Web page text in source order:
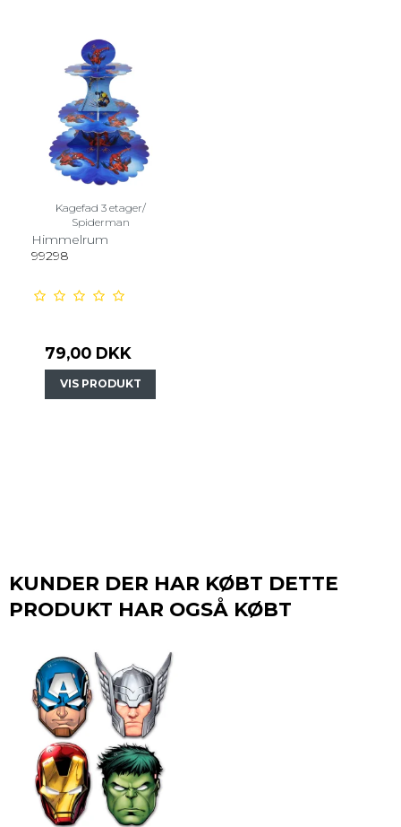
Kagefad 3 etager/
Spiderman
Himmelrum
99298
79,00 DKK
VIS PRODUKT
KUNDER DER HAR KØBT DETTE
PRODUKT HAR OGSÅ KØBT